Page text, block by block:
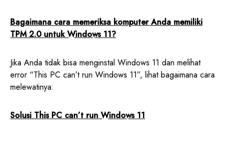
Bagaimana cara memeriksa komputer Anda memiliki
TPM 2.0 untuk Windows 11?
Jika Anda tidak bisa menginstal Windows 11 dan melihat
error “This PC can’t run Windows 11”, lihat bagaimana cara
melewatinya:
Solusi This PC can’t run Windows 11